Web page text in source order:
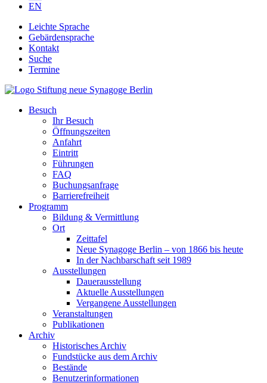
EN
Leichte Sprache
Gebärdensprache
Kontakt
Suche
Termine
Besuch
Ihr Besuch
Öffnungszeiten
Anfahrt
Eintritt
Führungen
FAQ
Buchungsanfrage
Barrierefreiheit
Programm
Bildung & Vermittlung
Ort
Zeittafel
Neue Synagoge Berlin – von 1866 bis heute
In der Nachbarschaft seit 1989
Ausstellungen
Dauerausstellung
Aktuelle Ausstellungen
Vergangene Ausstellungen
Veranstaltungen
Publikationen
Archiv
Historisches Archiv
Fundstücke aus dem Archiv
Bestände
Benutzerinformationen